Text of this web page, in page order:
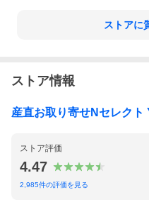
ストアに
ストア情報
産直お取り寄せNセレクト
ストア評価
4.47
2,985件の評価を見る